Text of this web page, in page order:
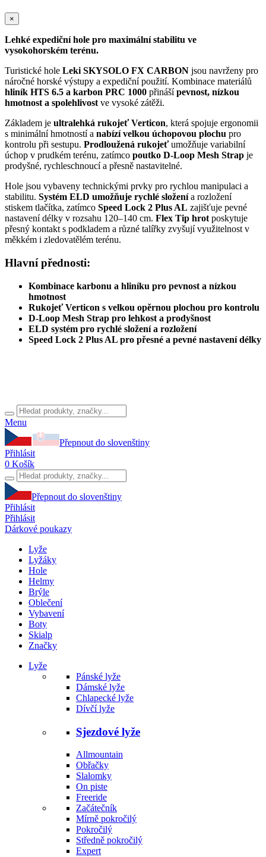
×
Lehké expediční hole pro maximální stabilitu ve
vysokohorském terénu.
Turistické hole Leki SKYSOLO FX CARBON jsou navrženy pro
náročné horské výstupy a expediční použití. Kombinace materiálů
hliník HTS 6.5 a karbon PRC 1000 přinášípevnost, nízkou
hmotnost a spolehlivost ve vysoké zátěži.
Základem je ultralehká rukojeť Verticon, která spojuje ergonomii
s minimální hmotností a nabízí velkou úchopovou plochu pro
kontrolu při sestupu. Prodloužená rukojeťumožňuje variabilní
úchop v prudkém terénu, zatímco poutko D-Loop Mesh Strap je
prodyšné, rychleschnoucí a přesně nastavitelné.
Hole jsou vybaveny technickými prvky pro rychlou manipulaci a
stabilitu. Systém ELD umožňuje rychlé složenía rozložení
stiskem tlačítka, zatímco Speed Lock 2 Plus AL zajišťuje pevné
nastavení délky v rozsahu 120–140 cm. Flex Tip hrot poskytuje
přesný kontakt s podkladem a různé talířky zvyšují využitelnost v
měkkém i zledovatělém terénu.
Hlavní přednosti:
Kombinace karbonu a hliníku pro pevnost a nízkou
hmotnost
Rukojeť Verticon s velkou opěrnou plochou pro kontrolu
D-Loop Mesh Strap pro lehkost a prodyšnost
ELD systém pro rychlé složení a rozložení
Speed Lock 2 Plus AL pro přesné a pevné nastavení délky
Menu
Přepnout do slovenštiny
Přihlásit
0 Košík
Přepnout do slovenštiny
Přihlásit
Přihlásit
Dárkové poukazy
Lyže
Lyžáky
Hole
Helmy
Brýle
Oblečení
Vybavení
Boty
Skialp
Značky
Lyže
Pánské lyže
Dámské lyže
Chlapecké lyže
Dívčí lyže
Sjezdové lyže
Allmountain
Obřačky
Slalomky
On piste
Freeride
Začátečník
Mírně pokročilý
Pokročilý
Středně pokročilý
Expert